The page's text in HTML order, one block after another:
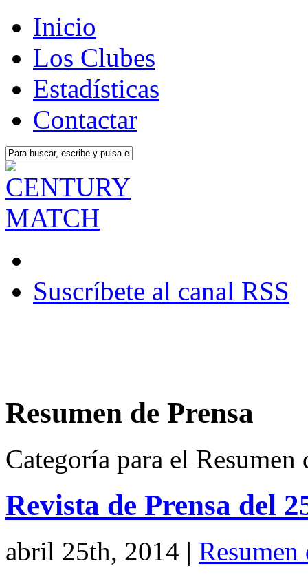
Inicio
Los Clubes
Estadísticas
Contactar
Suscríbete al canal RSS
Resumen de Prensa
Categoría para el Resumen
Revista de Prensa del
abril 25th, 2014 | Resumen